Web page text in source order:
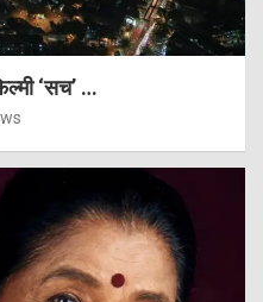
‘सच’ …